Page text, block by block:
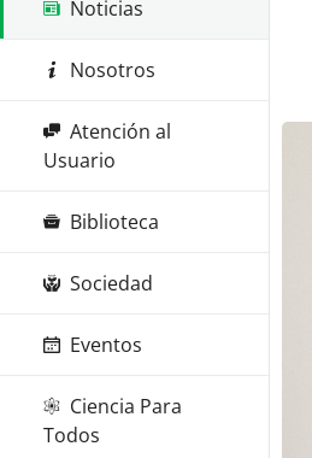
Noticias
Nosotros
Atención al
Usuario
Biblioteca
Sociedad
Eventos
Ciencia Para
Todos